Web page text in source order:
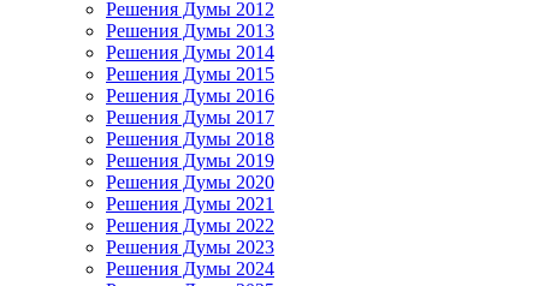
Решения Думы 2012
Решения Думы 2013
Решения Думы 2014
Решения Думы 2015
Решения Думы 2016
Решения Думы 2017
Решения Думы 2018
Решения Думы 2019
Решения Думы 2020
Решения Думы 2021
Решения Думы 2022
Решения Думы 2023
Решения Думы 2024